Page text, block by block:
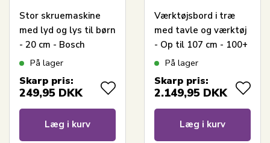
Stor skruemaskine
med lyd og lys til børn
- 20 cm - Bosch
legetøjsværktøj
På lager
Skarp pris:
249,95 DKK
Læg i kurv
Værktøjsbord i træ
med tavle og værktøj
- Op til 107 cm - 100+
dele - Bosch
På lager
Skarp pris:
2.149,95 DKK
Læg i kurv